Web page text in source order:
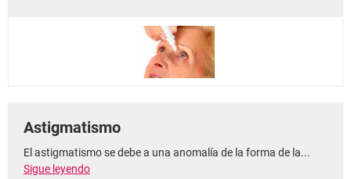
Astigmatismo
El astigmatismo se debe a una anomalía de la forma de la...
Sigue leyendo